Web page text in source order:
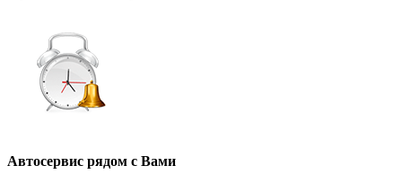
Автосервис рядом с Вами